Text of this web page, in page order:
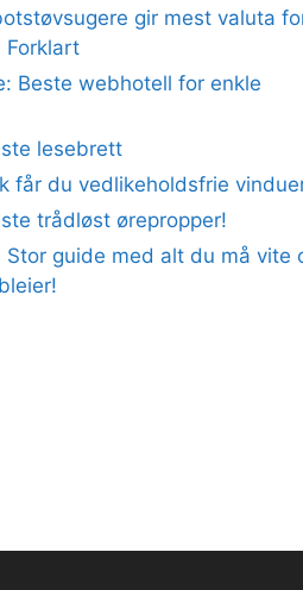
gir mest valuta
Forklart
Beste webhotell for enkle
lesebrett
får du vedlikeholdsfrie
trådløst ørepropper!
Stor guide med alt du må vite